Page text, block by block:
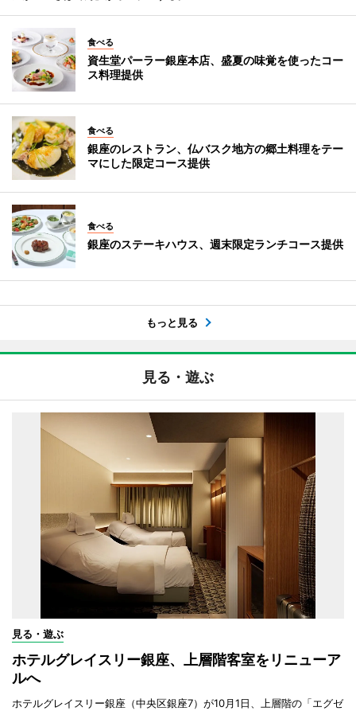
食べる
資生堂パーラー銀座本店、盛夏の味覚を使ったコー
ス料理提供
食べる
銀座のレストラン、仏バスク地方の郷土料理をテー
マにした限定コース提供
食べる
銀座のステーキハウス、週末限定ランチコース提供
もっと見る
見る・遊ぶ
見る・遊ぶ
ホテルグレイスリー銀座、上層階客室をリニューア
ルへ
ホテルグレイスリー銀座（中央区銀座7）が10月1日、上層階の「エグゼ